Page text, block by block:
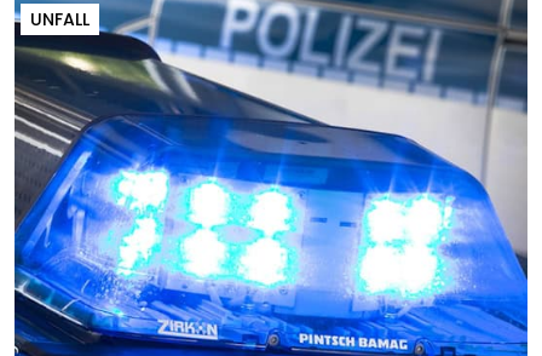
UNFALL